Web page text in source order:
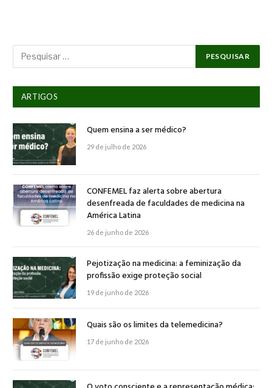
ARTIGOS
Quem ensina a ser médico?
29 de julho de 2026
CONFEMEL faz alerta sobre abertura
desenfreada de faculdades de medicina na
América Latina
26 de junho de 2026
Pejotização na medicina: a feminização da
profissão exige proteção social
19 de junho de 2026
Quais são os limites da telemedicina?
17 de junho de 2026